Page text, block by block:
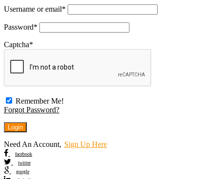
Username or email*
Password*
Captcha*
Remember Me!
Forgot Password?
Need An Account, Sign Up Here
facebook
twitter
google